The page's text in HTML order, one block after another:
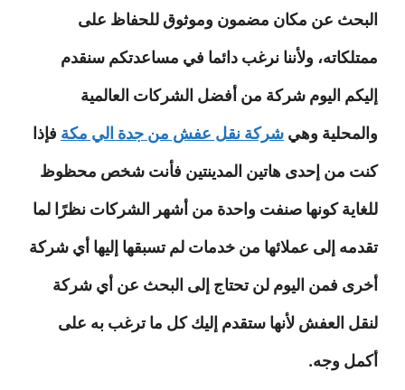
البحث عن مكان مضمون وموثوق للحفاظ على
ممتلكاته، ولأننا نرغب دائما في مساعدتكم سنقدم
إليكم اليوم شركة من أفضل الشركات العالمية
والمحلية وهي شركة نقل عفش من جدة الي مكة فإذا
كنت من إحدى هاتين المدينتين فأنت شخص محظوظ
للغاية كونها صنفت واحدة من أشهر الشركات نظرًا لما
تقدمه إلى عملائها من خدمات لم تسبقها إليها أي شركة
أخرى فمن اليوم لن تحتاج إلى البحث عن أي شركة
لنقل العفش لأنها ستقدم إليك كل ما ترغب به على
أكمل وجه.